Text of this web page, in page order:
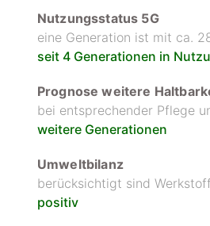
Nutzungsstatus 5G
eine Generation ist mit ca.
seit 4 Generationen in
Prognose weitere
bei entsprechender Pflege
weitere Generationen
Umweltbilanz
berücksichtigt sind
positiv